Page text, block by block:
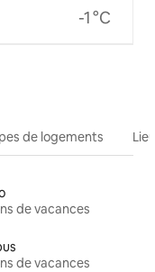
-1 °C
de logements
de vacances
de vacances